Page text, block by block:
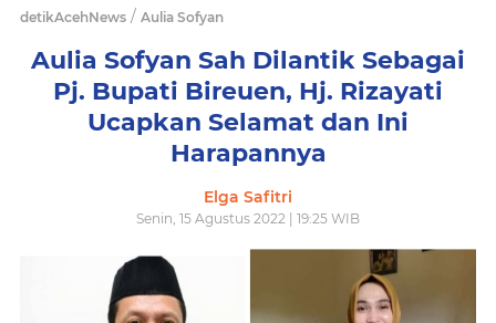
detikAcehNews / Aulia Sofyan
Aulia Sofyan Sah Dilantik Sebagai
Pj. Bupati Bireuen, Hj. Rizayati
Ucapkan Selamat dan Ini
Harapannya
Elga Safitri
Senin, 15 Agustus 2022 | 19:25 WIB